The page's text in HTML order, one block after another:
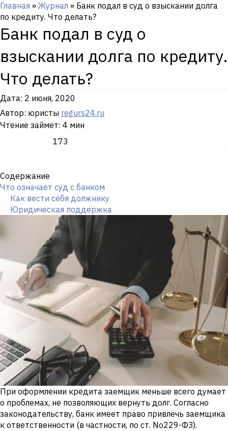
Главная » Журнал » Банк подал в суд о взыскании долга
по кредиту. Что делать?
Банк подал в суд о
взыскании долга по кредиту.
Что делать?
Дата: 2 июня, 2020
Автор: юристы regurs24.ru
Чтение займет: 4 мин
173
Содержание
Что означает суд с банком
Как вести себя должнику
Юридическая поддержка
При оформлении кредита заемщик меньше всего думает
о проблемах, не позволяющих вернуть долг. Согласно
законодательству, банк имеет право привлечь заемщика
к ответственности (в частности, по ст. No229-ФЗ).